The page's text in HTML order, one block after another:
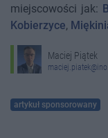
miejscowości jak:
Kobierzyce,
Maciej Piątek
artykuł sponsorowany